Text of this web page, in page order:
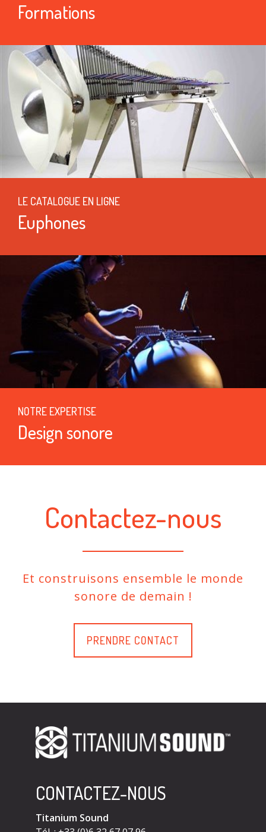
Formations
LE CATALOGUE EN LIGNE
Euphones
NOTRE EXPERTISE
Design sonore
Contactez-nous
Et construisons ensemble le monde
sonore de demain !
PRENDRE CONTACT
CONTACTEZ-NOUS
Titanium Sound